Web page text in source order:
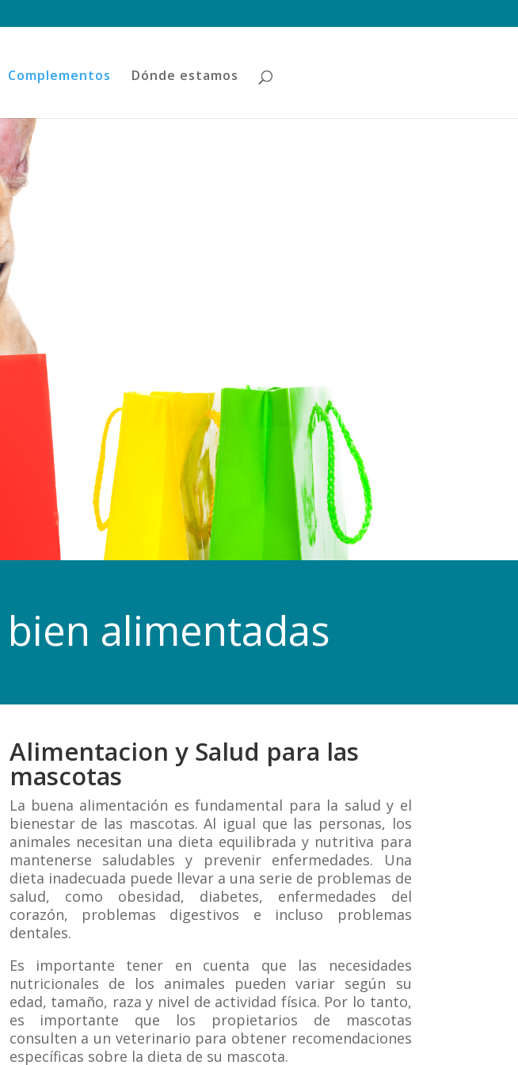
Complementos Dónde estamos
alimentadas
Alimentacion y Salud para las
mascotas
La buena alimentación es fundamental para la salud y el
bienestar de las mascotas. Al igual que las personas, los
animales necesitan una dieta equilibrada y nutritiva para
mantenerse saludables y prevenir enfermedades. Una
dieta inadecuada puede llevar a una serie de problemas de
salud, como obesidad, diabetes, enfermedades del
corazón, problemas digestivos e incluso problemas
dentales.
Es importante tener en cuenta que las necesidades
nutricionales de los animales pueden variar según su
edad, tamaño, raza y nivel de actividad física. Por lo tanto,
es importante que los propietarios de mascotas
consulten a un veterinario para obtener recomendaciones
específicas sobre la dieta de su mascota.